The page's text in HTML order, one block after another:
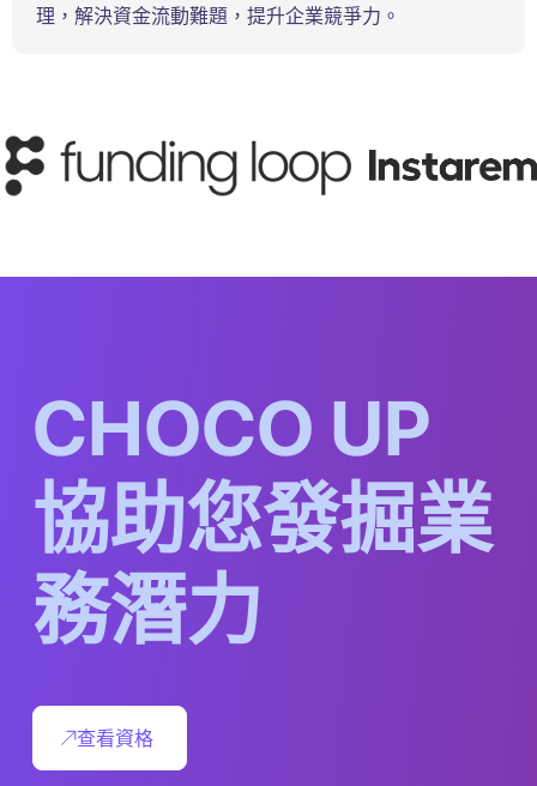
理，解決資金流動難題，提升企業競爭力。
CHOCO UP
協助您發掘業
務潛力
查看資格